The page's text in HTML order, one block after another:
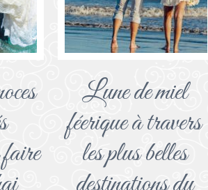
Lune de miel
féerique à travers
les plus belles